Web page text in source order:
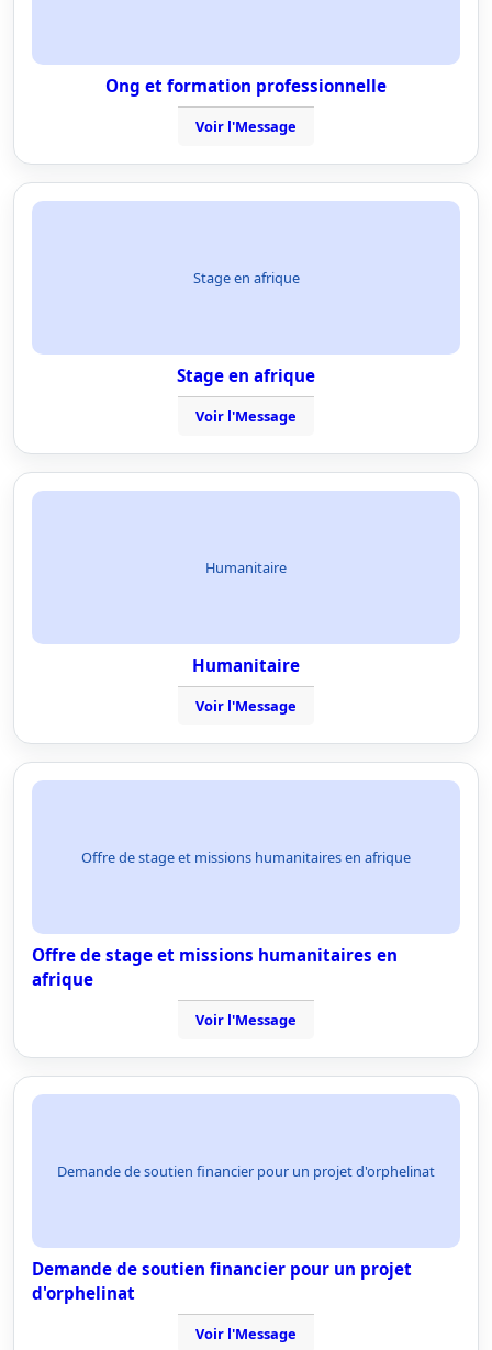
Ong et formation professionnelle
Voir l'Message
Stage en afrique
Stage en afrique
Voir l'Message
Humanitaire
Humanitaire
Voir l'Message
Offre de stage et missions humanitaires en afrique
Offre de stage et missions humanitaires en
afrique
Voir l'Message
Demande de soutien financier pour un projet d'orphelinat
Demande de soutien financier pour un projet
d'orphelinat
Voir l'Message